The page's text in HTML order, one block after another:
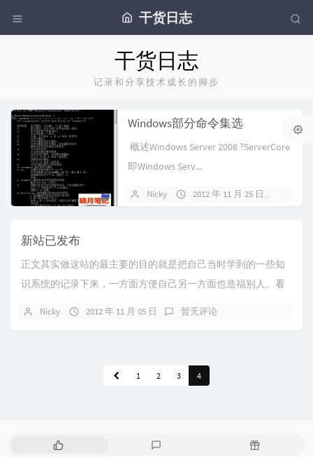
干货日志
干货日志
记录和分享技术成长的脚步
Windows部分命令集选
概述Windows Server 2008 ?ServerCore
即Windows Serv...
Nicky 2012 年 11 月 25 日
新站已发布
正文其实做这站的最主要的目的就是把自己当时学到的一些知
识系统的记录下来，一方面方便自己另一方面也造福别人。看
Nicky 2012 年 11 月 05 日 暂无评论
1 2 3 4
热
随